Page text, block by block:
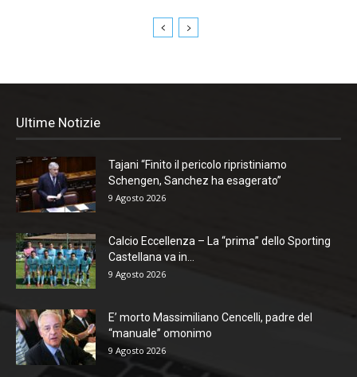
Ultime Notizie
Tajani “Finito il pericolo ripristiniamo
Schengen, Sanchez ha esagerato”
9 Agosto 2026
Calcio Eccellenza – La “prima” dello Sporting
Castellana va in...
9 Agosto 2026
E’ morto Massimiliano Cencelli, padre del
“manuale” omonimo
9 Agosto 2026